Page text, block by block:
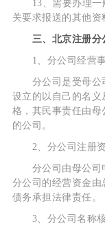
13、需要办理一
关要求报送的其他资
三、北京注册分
1、分公司经营
分公司是受母公司
设立的以自己的名
格，其民事责任由母
的公司。
2、分公司注册
分公司由母公司申
分公司的经营资金
债务承担法律责任。
3、分公司名称